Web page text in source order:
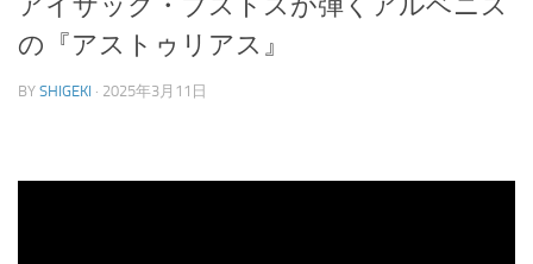
の『アストゥリアス』
BY SHIGEKI · 2025年3月11日